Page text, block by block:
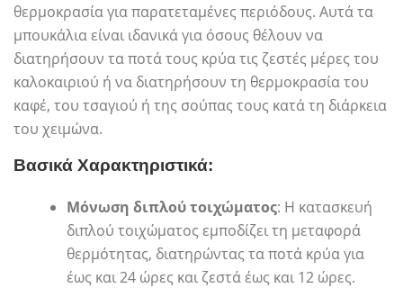
θερμοκρασία για παρατεταμένες περιόδους. Αυτά τα
μπουκάλια είναι ιδανικά για όσους θέλουν να
διατηρήσουν τα ποτά τους κρύα τις ζεστές μέρες του
καλοκαιριού ή να διατηρήσουν τη θερμοκρασία του
καφέ, του τσαγιού ή της σούπας τους κατά τη διάρκεια
του χειμώνα.
Βασικά Χαρακτηριστικά:
Μόνωση διπλού τοιχώματος: Η κατασκευή
διπλού τοιχώματος εμποδίζει τη μεταφορά
θερμότητας, διατηρώντας τα ποτά κρύα για
έως και 24 ώρες και ζεστά έως και 12 ώρες.